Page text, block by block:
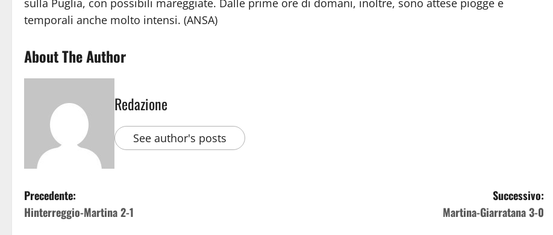
temporali anche molto intensi. (ANSA)
About The Author
Redazione
See author's posts
Precedente:
Hinterreggio-Martina 2-1
Successivo:
Martina-Giarratana 3-0